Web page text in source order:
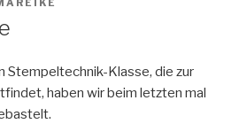
Stempeltechnik-Klasse, die zur
haben wir beim letzten mal